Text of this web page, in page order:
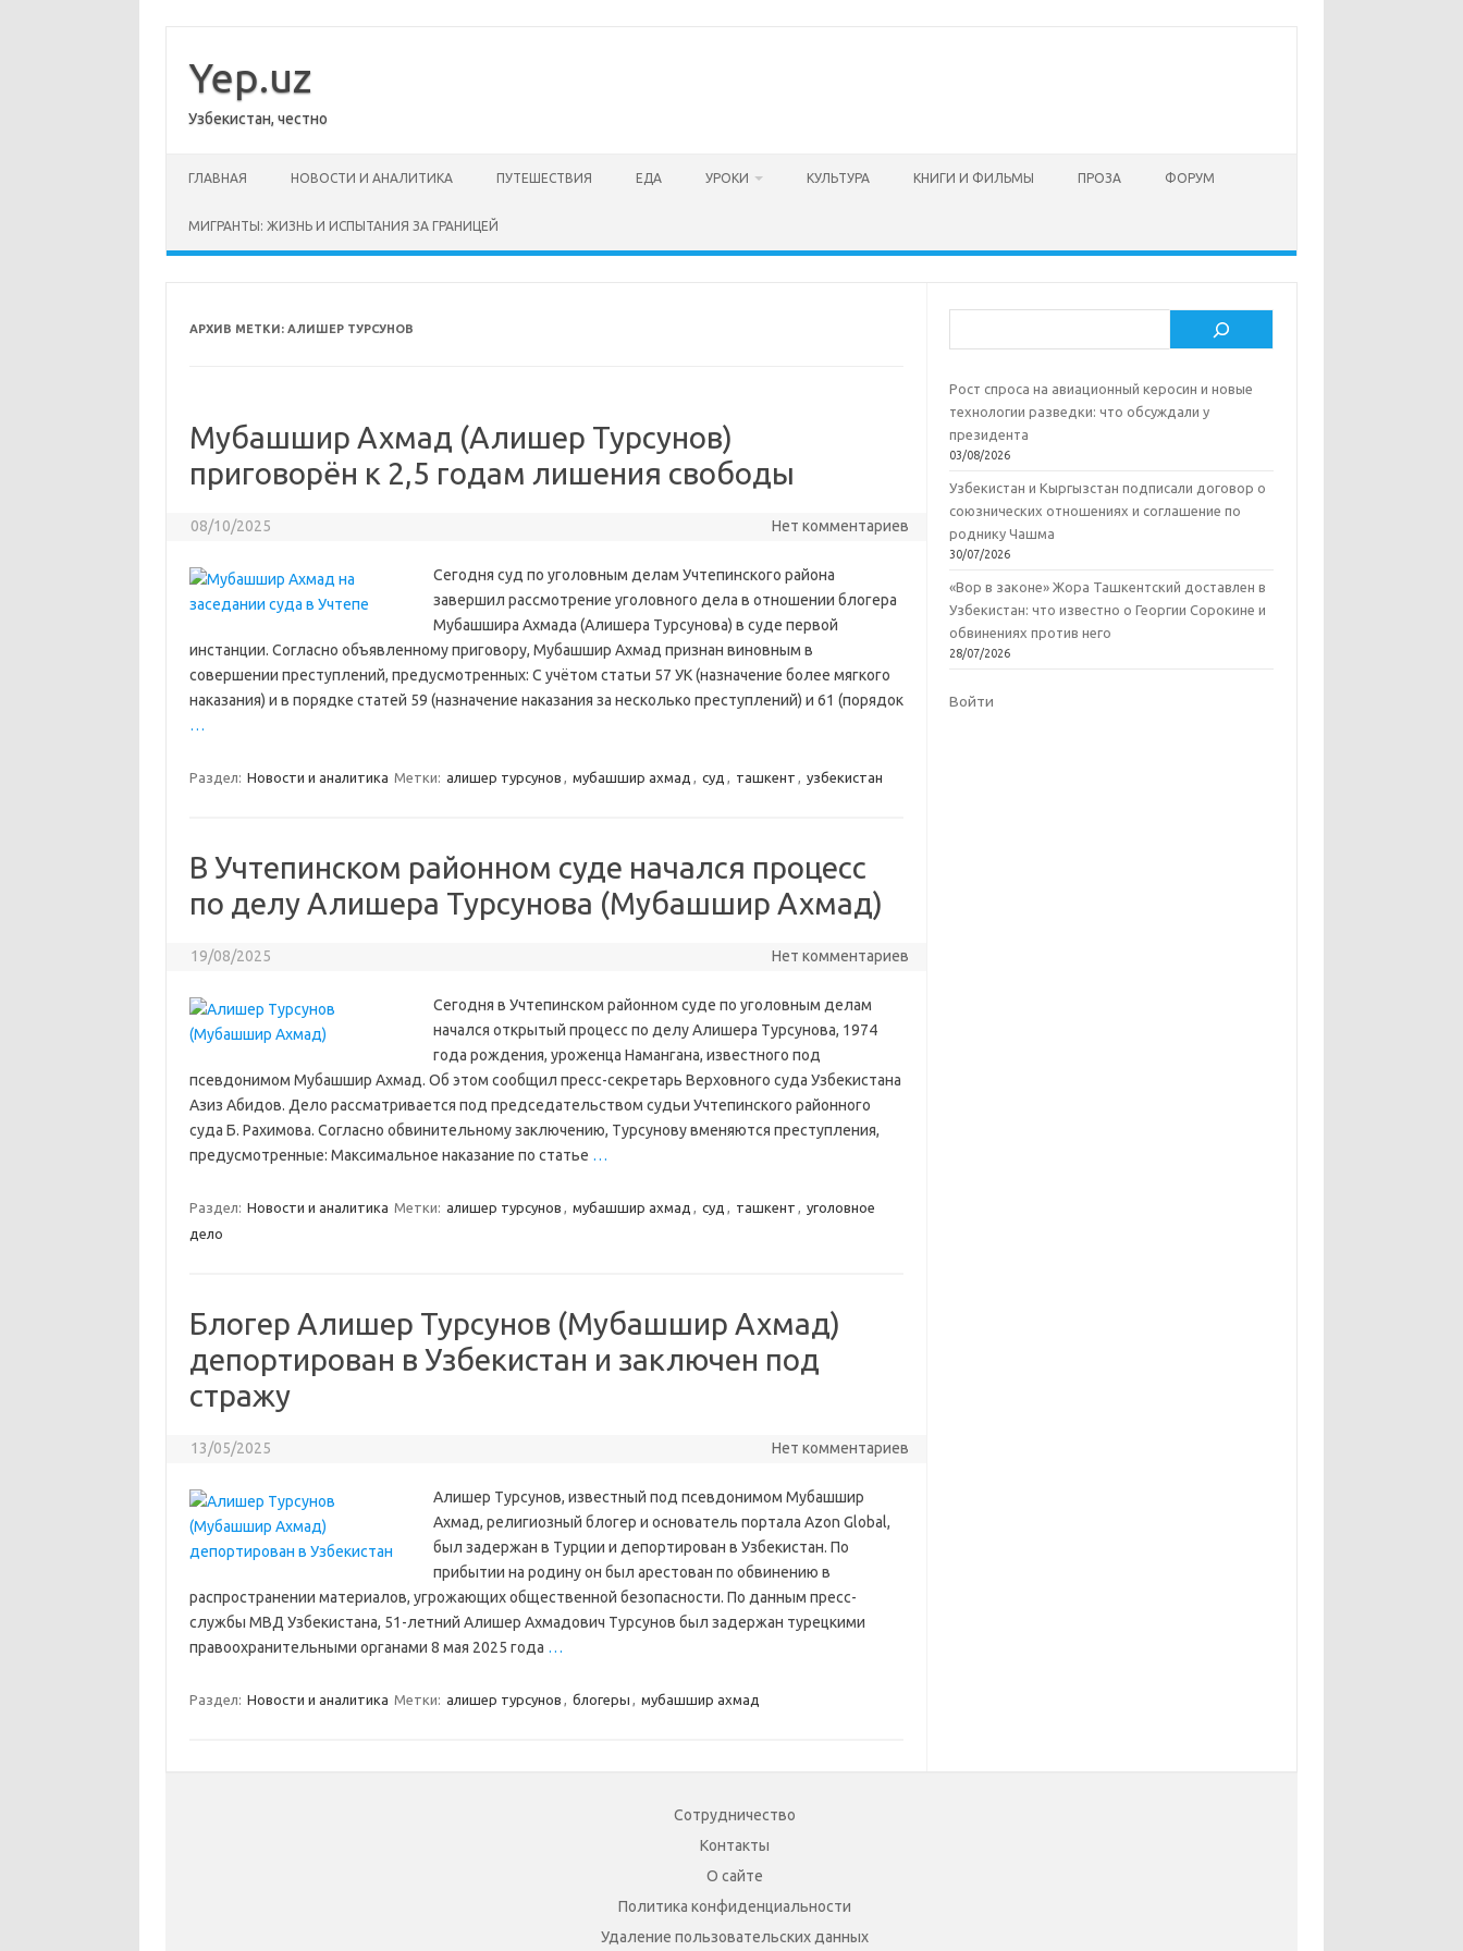
содержимому
Yep.uz
Узбекистан, честно
ГЛАВНАЯ НОВОСТИ И АНАЛИТИКА ПУТЕШЕСТВИЯ ЕДА УРОКИ КУЛЬТУРА КНИГИ И ФИЛЬМЫ ПРОЗА ФОРУМ
МИГРАНТЫ: ЖИЗНЬ И ИСПЫТАНИЯ ЗА ГРАНИЦЕЙ
АРХИВ МЕТКИ: АЛИШЕР ТУРСУНОВ
Мубашшир Ахмад (Алишер Турсунов)
приговорён к 2,5 годам лишения свободы
08/10/2025 Нет комментариев
Сегодня суд по уголовным делам Учтепинского района
завершил рассмотрение уголовного дела в отношении блогера
Мубашшира Ахмада (Алишера Турсунова) в суде первой
инстанции. Согласно объявленному приговору, Мубашшир Ахмад признан виновным в
совершении преступлений, предусмотренных: С учётом статьи 57 УК (назначение более мягкого
наказания) и в порядке статей 59 (назначение наказания за несколько преступлений) и 61 (порядок
…
Раздел: Новости и аналитика Метки: алишер турсунов , мубашшир ахмад , суд , ташкент , узбекистан
В Учтепинском районном суде начался процесс
по делу Алишера Турсунова (Мубашшир Ахмад)
19/08/2025 Нет комментариев
Сегодня в Учтепинском районном суде по уголовным делам
начался открытый процесс по делу Алишера Турсунова, 1974
года рождения, уроженца Намангана, известного под
псевдонимом Мубашшир Ахмад. Об этом сообщил пресс-секретарь Верховного суда Узбекистана
Азиз Абидов. Дело рассматривается под председательством судьи Учтепинского районного
суда Б. Рахимова. Согласно обвинительному заключению, Турсунову вменяются преступления,
предусмотренные: Максимальное наказание по статье …
Раздел: Новости и аналитика Метки: алишер турсунов , мубашшир ахмад , суд , ташкент , уголовное
дело
Блогер Алишер Турсунов (Мубашшир Ахмад)
депортирован в Узбекистан и заключен под
стражу
13/05/2025 Нет комментариев
Алишер Турсунов, известный под псевдонимом Мубашшир
Ахмад, религиозный блогер и основатель портала Azon Global,
был задержан в Турции и депортирован в Узбекистан. По
прибытии на родину он был арестован по обвинению в
распространении материалов, угрожающих общественной безопасности. По данным пресс-
службы МВД Узбекистана, 51-летний Алишер Ахмадович Турсунов был задержан турецкими
правоохранительными органами 8 мая 2025 года …
Раздел: Новости и аналитика Метки: алишер турсунов , блогеры , мубашшир ахмад
Рост спроса на авиационный керосин и новые
технологии разведки: что обсуждали у
президента
03/08/2026
Узбекистан и Кыргызстан подписали договор о
союзнических отношениях и соглашение по
роднику Чашма
30/07/2026
«Вор в законе» Жора Ташкентский доставлен в
Узбекистан: что известно о Георгии Сорокине и
обвинениях против него
28/07/2026
Войти
Сотрудничество
Контакты
О сайте
Политика конфиденциальности
Удаление пользовательских данных